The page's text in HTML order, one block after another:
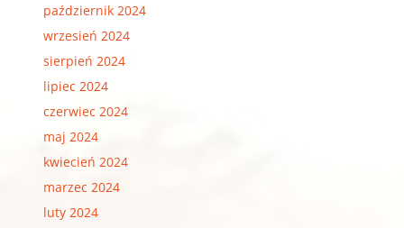
październik 2024
wrzesień 2024
sierpień 2024
lipiec 2024
czerwiec 2024
maj 2024
kwiecień 2024
marzec 2024
luty 2024